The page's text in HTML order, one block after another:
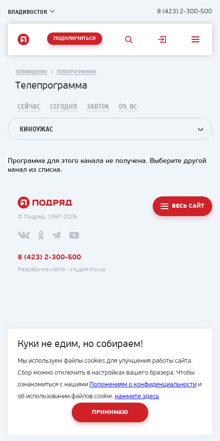
ВЛАДИВОСТОК 8 (423) 2-300-500
ПОДКЛЮЧИТЬСЯ
Куки не едим, но собираем!
Мы используем файлы cookies для улучшения работы сайта.
Сбор можно отключить в настройках вашего бразера. Чтобы
ознакомиться с нашими Положениям о конфиденциальностии
об использовании файлов cookie. нажмите здесь
ПРИНИМАЮ
ТЕЛЕВИДЕНИЕ ТЕЛЕПРОГРАММА
Телепрограмма
СЕЙЧАС СЕГОДНЯ ЗАВТРА 09, ВС
КИНОУЖАС
Программа для этого канала не получена. Выберите другой
канал из списка.
© Подряд, 1997-2026
ВЕСЬ САЙТ
8 (423) 2-300-500
Разработка сайта - студия House